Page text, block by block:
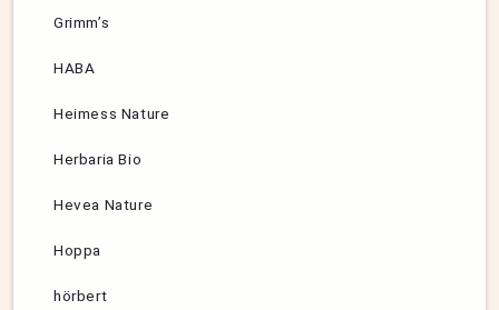
Grimm’s
HABA
Heimess Nature
Herbaria Bio
Hevea Nature
Hoppa
hörbert